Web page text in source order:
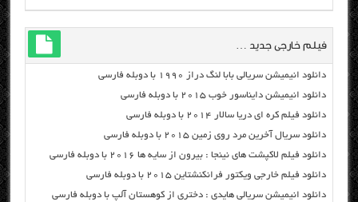
فیلم خارجی جدید …
دانلود انیمیشن سریالی بابا لنگ دراز ۱۹۹۰ با دوبله فارسی
دانلود انیمیشن دایناسور خوب ۲۰۱۵ با دوبله فارسی
دانلود فیلم کره ای دریا سالار ۲۰۱۴ با دوبله فارسی
دانلود سریال آخرین مرد روی زمین ۲۰۱۵ با دوبله فارسی
دانلود فیلم لاکپشت های نینجا : بیرون از سایه ها ۲۰۱۶ با دوبله فارسی
دانلود فیلم خارجی ویکتور فرانکنشتاین ۲۰۱۵ با دوبله فارسی
دانلود انیمیشن سریالی هایدی : دختری از کوهستان آلپ با دوبله فارسی